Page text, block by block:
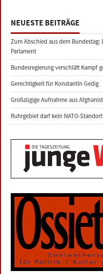
NEUESTE BEITRÄGE
Zum Abschied aus dem
Parlament
Bundesregierung verschläft Kampf
Gerechtigkeit für Konstantin Gedig
Großzügige Aufnahme aus
Ruhrgebiet darf kein NATO-